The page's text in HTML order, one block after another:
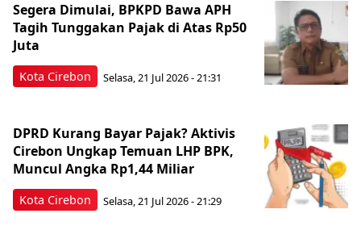
Kota Cirebon
Segera Dimulai, BPKPD Bawa APH
Tagih Tunggakan Pajak di Atas Rp50
Juta
Selasa, 21 Jul 2026 - 21:31
Kota Cirebon
DPRD Kurang Bayar Pajak? Aktivis
Cirebon Ungkap Temuan LHP BPK,
Muncul Angka Rp1,44 Miliar
Selasa, 21 Jul 2026 - 21:29